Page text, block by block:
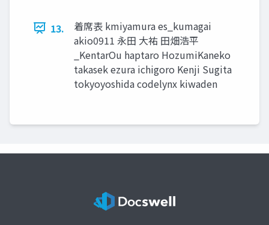
13.
着席表 kmiyamura es_kumagai
akio0911 永⽥ ⼤祐 ⽥畑浩平
_KentarOu haptaro HozumiKaneko
takasek ezura ichigoro Kenji Sugita
tokyoyoshida codelynx kiwaden